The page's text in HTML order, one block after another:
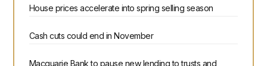
House prices accelerate into spring selling season
Cash cuts could end in November
Macquarie Bank to pause new lending to trusts and